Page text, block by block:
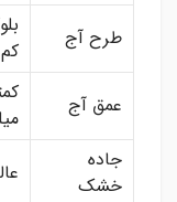
طرح آج
کم
عمق آج
جاده
خشک